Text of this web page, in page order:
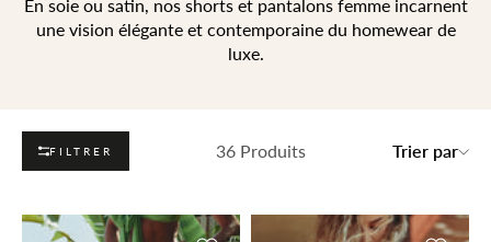
une vision élégante et contemporaine du homewear de
luxe.
FILTRER 36 Produits Trier par